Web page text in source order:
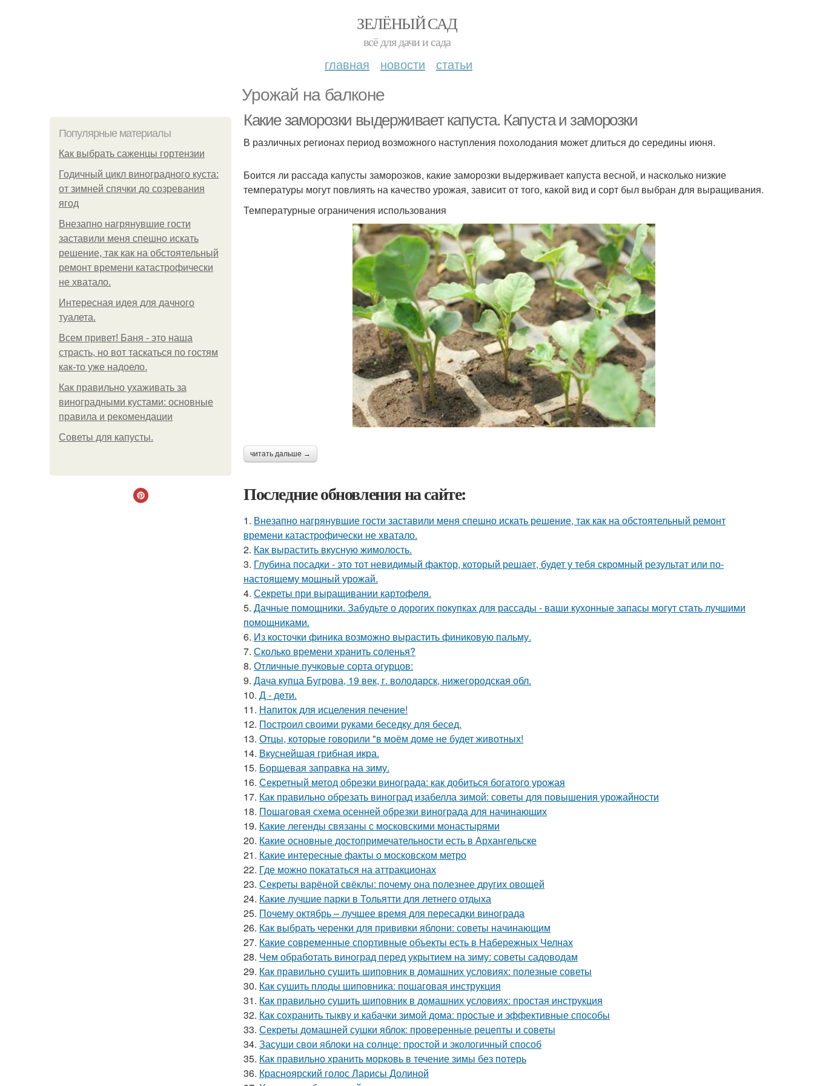
ЗЕЛЁНЫЙ САД
всё для дачи и сада
главная новости статьи
Урожай на балконе
Популярные материалы
Как выбрать саженцы гортензии
Годичный цикл виноградного куста:
от зимней спячки до созревания
ягод
Внезапно нагрянувшие гости
заставили меня спешно искать
решение, так как на обстоятельный
ремонт времени катастрофически
не хватало.
Интересная идея для дачного
туалета.
Всем привет! Баня - это наша
страсть, но вот таскаться по гостям
как-то уже надоело.
Как правильно ухаживать за
виноградными кустами: основные
правила и рекомендации
Советы для капусты.
Какие заморозки выдерживает капуста. Капуста и заморозки
В различных регионах период возможного наступления похолодания может длиться до середины июня.
Боится ли рассада капусты заморозков, какие заморозки выдерживает капуста весной, и насколько низкие
температуры могут повлиять на качество урожая, зависит от того, какой вид и сорт был выбран для выращивания.
Температурные ограничения использования
читать дальше →
Последние обновления на сайте:
1. Внезапно нагрянувшие гости заставили меня спешно искать решение, так как на обстоятельный ремонт
времени катастрофически не хватало.
2. Как вырастить вкусную жимолость.
3. Глубина посадки - это тот невидимый фактор, который решает, будет у тебя скромный результат или по-
настоящему мощный урожай.
4. Секреты при выращивании картофеля.
5. Дачные помощники. Забудьте о дорогих покупках для рассады - ваши кухонные запасы могут стать лучшими
помощниками.
6. Из косточки финика возможно вырастить финиковую пальму.
7. Сколько времени хранить соленья?
8. Отличные пучковые сорта огурцов:
9. Дача купца Бугрова, 19 век, г. володарск, нижегородская обл.
10. Д - дeти.
11. Напиток для исцеления печение!
12. Построил своими руками беседку для бесед.
13. Отцы, которые говорили "в моём доме не будет животных!
14. Вкуснейшая грибная икра.
15. Борщевая заправка на зиму.
16. Секретный метод обрезки винограда: как добиться богатого урожая
17. Как правильно обрезать виноград изабелла зимой: советы для повышения урожайности
18. Пошаговая схема осенней обрезки винограда для начинающих
19. Какие легенды связаны с московскими монастырями
20. Какие основные достопримечательности есть в Архангельске
21. Какие интересные факты о московском метро
22. Где можно покататься на аттракционах
23. Секреты варёной свёклы: почему она полезнее других овощей
24. Какие лучшие парки в Тольятти для летнего отдыха
25. Почему октябрь – лучшее время для пересадки винограда
26. Как выбрать черенки для прививки яблони: советы начинающим
27. Какие современные спортивные объекты есть в Набережных Челнах
28. Чем обработать виноград перед укрытием на зиму: советы садоводам
29. Как правильно сушить шиповник в домашних условиях: полезные советы
30. Как сушить плоды шиповника: пошаговая инструкция
31. Как правильно сушить шиповник в домашних условиях: простая инструкция
32. Как сохранить тыкву и кабачки зимой дома: простые и эффективные способы
33. Секреты домашней сушки яблок: проверенные рецепты и советы
34. Засуши свои яблоки на солнце: простой и экологичный способ
35. Как правильно хранить морковь в течение зимы без потерь
36. Красноярский голос Ларисы Долиной